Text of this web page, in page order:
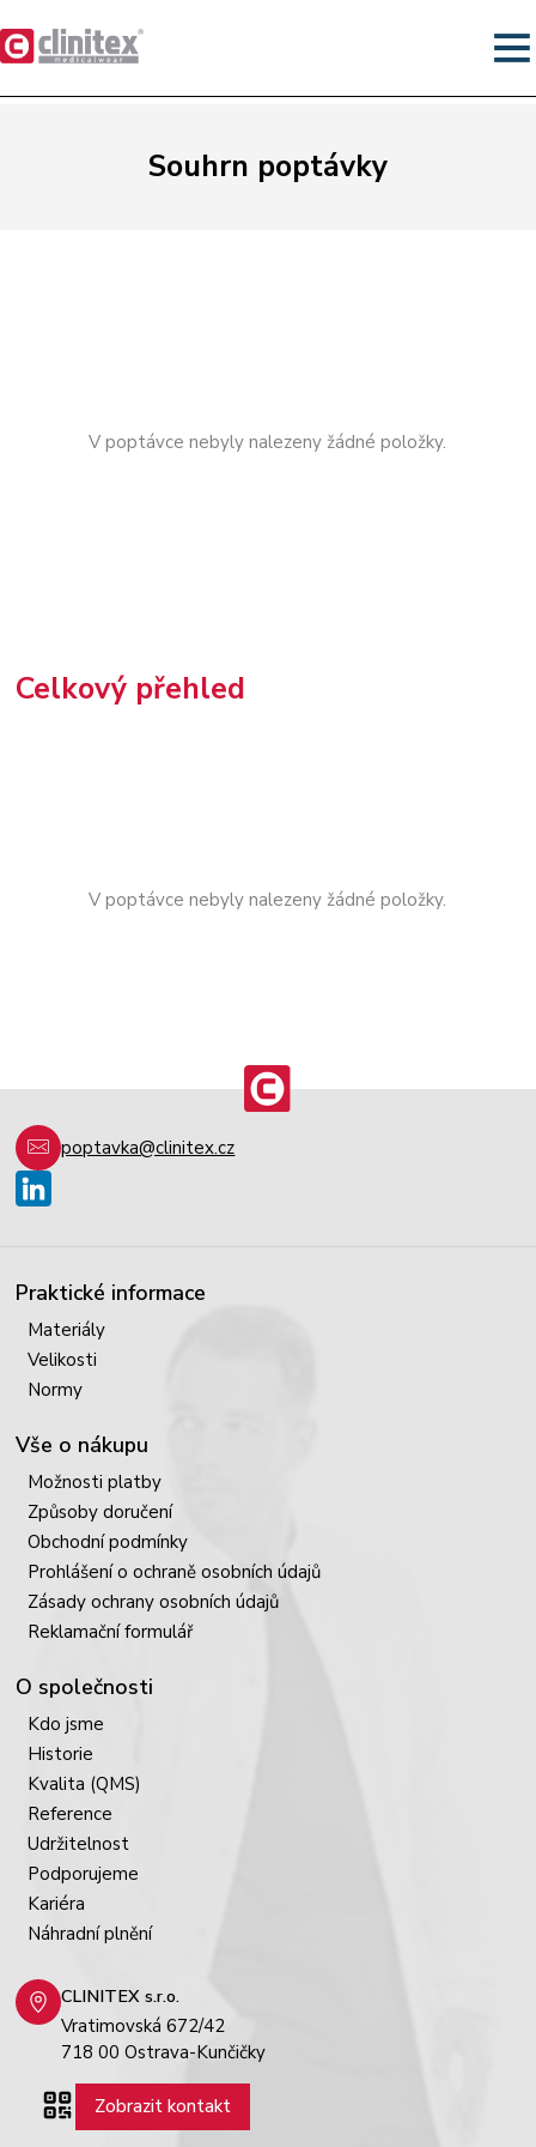
Souhrn poptávky
V poptávce nebyly nalezeny žádné položky.
Celkový přehled
V poptávce nebyly nalezeny žádné položky.
poptavka@clinitex.cz
Praktické informace
Materiály
Velikosti
Normy
Vše o nákupu
Možnosti platby
Způsoby doručení
Obchodní podmínky
Prohlášení o ochraně osobních údajů
Zásady ochrany osobních údajů
Reklamační formulář
O společnosti
Kdo jsme
Historie
Kvalita (QMS)
Reference
Udržitelnost
Podporujeme
Kariéra
Náhradní plnění
CLINITEX s.r.o.
Vratimovská 672/42
718 00 Ostrava-Kunčičky
Zobrazit kontakt